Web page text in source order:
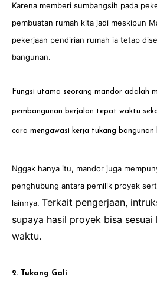
Karena memberi sumbangsih pada
pembuatan rumah kita jadi meskipun
pekerjaan pendirian rumah ia tetap
bangunan.
Fungsi utama seorang mandor adalah
pembangunan berjalan tepat waktu
cara mengawasi kerja tukang bangunan
Nggak hanya itu, mandor juga
penghubung antara pemilik proyek
lainnya. Terkait pengerjaan,
supaya hasil proyek bisa
waktu.
2. Tukang Gali